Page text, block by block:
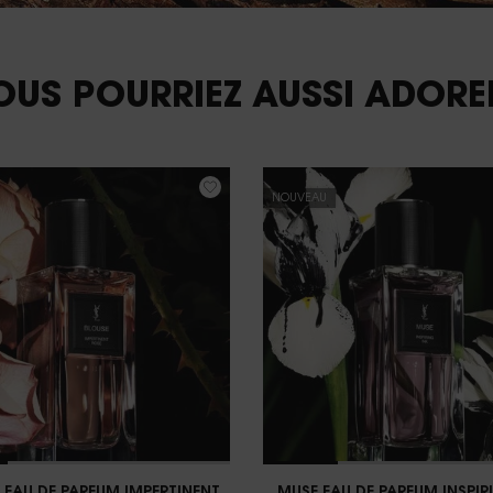
POURRIEZ AUSSI
NOUVEAU